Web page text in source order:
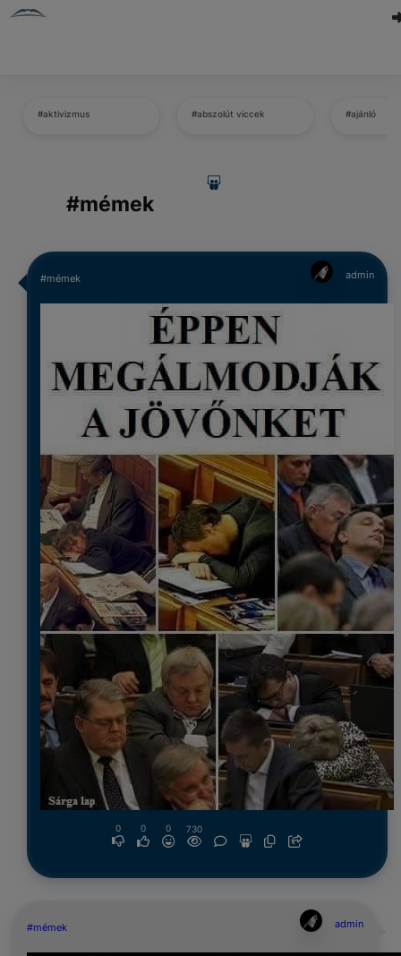
#aktivizmus #abszolút viccek #ajánló
#mémek
#mémek admin
0 0 0 730
#mémek admin